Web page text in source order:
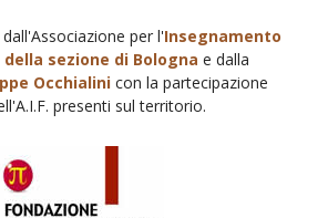
per l'Insegnamento
della sezione di Bologna e dalla
Occhialini con la partecipazione
presenti sul territorio.